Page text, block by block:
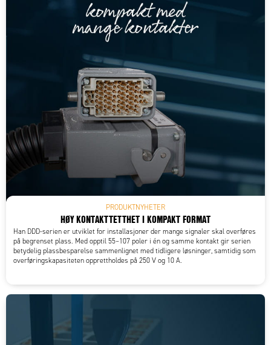
PRODUKTNYHETER
HØY KONTAKTTETTHET I KOMPAKT FORMAT
Han DDD-serien er utviklet for installasjoner der mange signaler skal overføres
på begrenset plass. Med opptil 55–107 poler i én og samme kontakt gir serien
betydelig plassbesparelse sammenlignet med tidligere løsninger, samtidig som
overføringskapasiteten opprettholdes på 250 V og 10 A.